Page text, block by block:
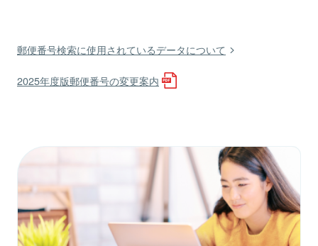
郵便番号検索に使用されているデータについて
2025年度版郵便番号の変更案内